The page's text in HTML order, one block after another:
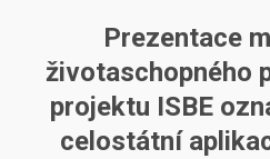
Prezentace
životaschopného
projektu ISBE
celostátní